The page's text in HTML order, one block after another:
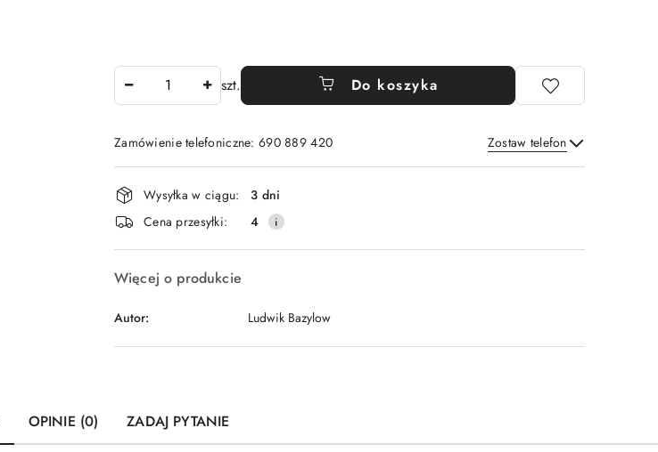
szt. Do koszyka
Zamówienie telefoniczne: 690 889 420 Zostaw telefon
Wyślij
Dostępność
i
dostawa
Wysyłka w ciągu:
3 dni
Cena przesyłki:
4
Więcej o produkcie
Autor: Ludwik Bazylow
OPINIE (0) ZADAJ PYTANIE